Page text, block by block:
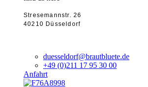
Stresemannstr. 26
40210 Düsseldorf
duesseldorf@brautbluete.de
+49 (0)211 17 95 30 00
Anfahrt